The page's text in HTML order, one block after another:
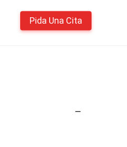
Pida Una Cita